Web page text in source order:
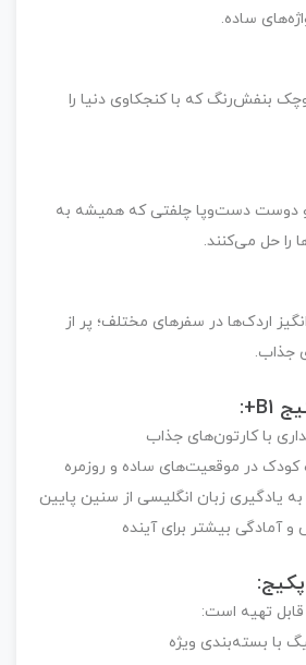
ساده.
که با کنجکاوی دنیا را
دست‌وپا چلفتی که همیشه به
می‌کنند.
در سفرهای مختلف؛ پر از
کارتون‌های جذاب
در موقعیت‌های ساده و روزمره
زبان انگلیسی از سنین پایین
بیشتر برای آینده
است: